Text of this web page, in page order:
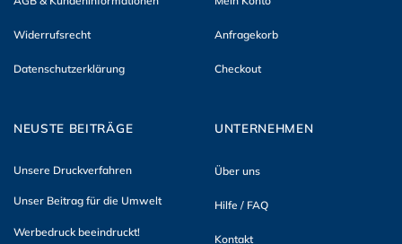
Widerrufsrecht
Datenschutzerklärung
Anfragekorb
Checkout
NEUSTE BEITRÄGE
Unsere Druckverfahren
Unser Beitrag für die Umwelt
Werbedruck beeindruckt!
UNTERNEHMEN
Über uns
Hilfe / FAQ
Kontakt